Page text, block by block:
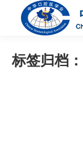
标签归档：